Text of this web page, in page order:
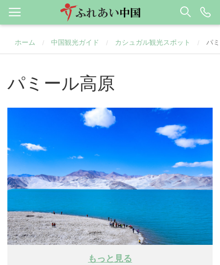
ホーム / 中国観光ガイド / カシュガル観光スポット / パ
パミール高原
もっと見る